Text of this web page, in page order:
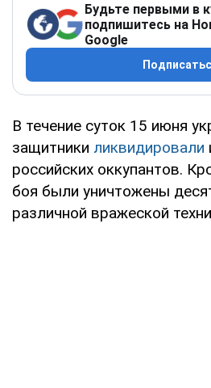
Будьте первыми в
подпишитесь на
Google
В течение суток 15 июня
защитники ликвидировали
российских оккупантов.
боя были уничтожены
различной вражеской